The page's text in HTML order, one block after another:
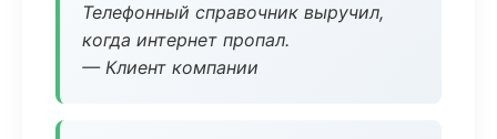
Телефонный справочник выручил,
когда интернет пропал.
— Клиент компании